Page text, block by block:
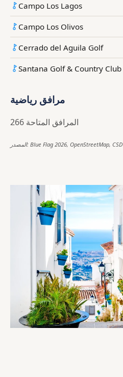
Campo Los Lagos
Campo Los Olivos
Cerrado del Aguila Golf
Santana Golf & Country Club
مرافق رياضية
266 المرافق المتاحة
المصدر: Blue Flag 2026, OpenStreetMap, CSD